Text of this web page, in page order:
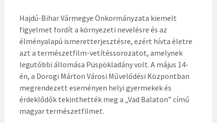
Hajdú-Bihar Vármegye Önkormányzata kiemelt
figyelmet fordít a környezeti nevelésre és az
élményalapú ismeretterjesztésre, ezért hívta életre
azt a természetfilm-vetítéssorozatot, amelynek
legutóbbi állomása Püspökladány volt. A május 14-
én, a Dorogi Márton Városi Művelődési Központban
megrendezett eseményen helyi gyermekek és
érdeklődők tekinthették meg a „Vad Balaton” című
magyar természetfilmet.